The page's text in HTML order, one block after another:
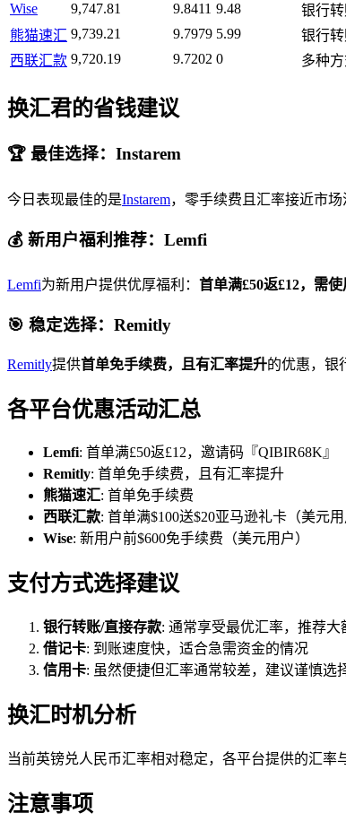
Wise
9,747.81 9.8411 9.48
银行
熊猫速汇 9,739.21 9.7979 5.99
银行
西联汇款 9,720.19 9.7202 0 多种
换汇君的省钱建议
🏆 最佳选择：Instarem
今日表现最佳的是Instarem，零手续费且汇率接近市场
💰 新用户福利推荐：Lemfi
Lemfi为新用户提供优厚福利： 首单满£50返£12，需
🎯 稳定选择：Remitly
Remitly提供首单免手续费，且有汇率提升的优惠，银
各平台优惠活动汇总
Lemfi: 首单满£50返£12，邀请码『QIBIR68K』
Remitly: 首单免手续费，且有汇率提升
熊猫速汇: 首单免手续费
西联汇款: 首单满$100送$20亚马逊礼卡（美元用
Wise: 新用户前$600免手续费（美元用户）
支付方式选择建议
银行转账/直接存款: 通常享受最优汇率，推荐大
借记卡: 到账速度快，适合急需资金的情况
信用卡: 虽然便捷但汇率通常较差，建议谨慎选
换汇时机分析
当前英镑兑人民币汇率相对稳定，各平台提供的汇率
注意事项